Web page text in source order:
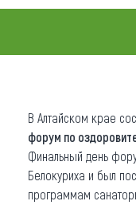
Новости
О регионе
Коллекция
Другие
В Алтайском крае
форум по
Финальный день
Белокуриха и был
программам